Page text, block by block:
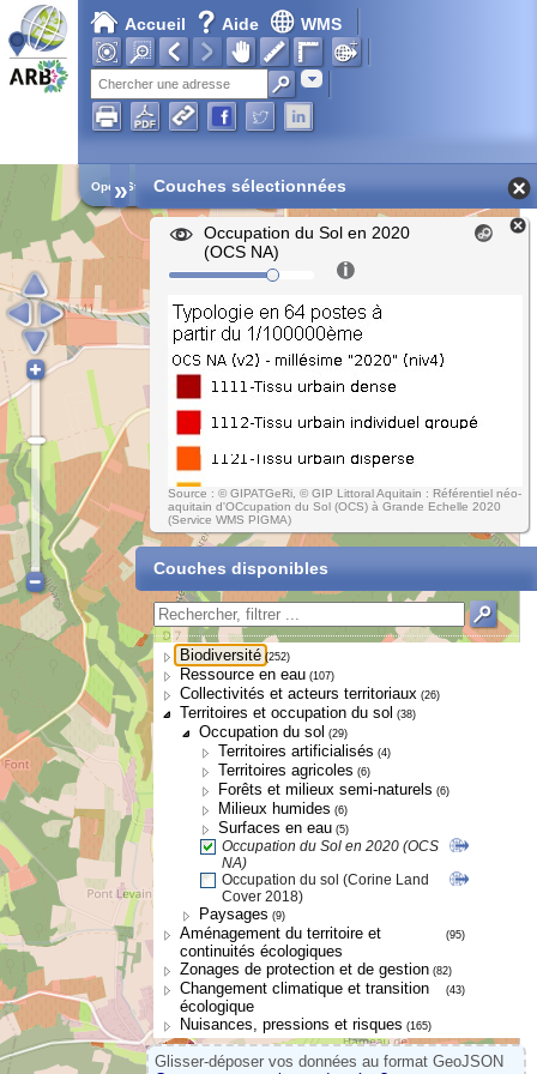
Accueil Aide WMS
Adresse
Open Street Map
» Couches sélectionnées
Occupation du Sol en 2020
(OCS NA)
Source : © GIPATGeRi, © GIP Littoral Aquitain : Référentiel néo-
aquitain d'OCcupation du Sol (OCS) à Grande Echelle 2020
(Service WMS PIGMA)
Couches disponibles
Biodiversité (252)
Ressource en eau (107)
Collectivités et acteurs territoriaux (26)
Territoires et occupation du sol (38)
Occupation du sol (29)
Territoires artificialisés (4)
Territoires agricoles (6)
Forêts et milieux semi-naturels (6)
Milieux humides (6)
Surfaces en eau (5)
Occupation du Sol en 2020 (OCS
NA)
Occupation du sol (Corine Land
Cover 2018)
Paysages (9)
Aménagement du territoire et
continuités écologiques
(95)
Zonages de protection et de gestion (82)
Changement climatique et transition
écologique
(43)
Nuisances, pressions et risques (165)
Glisser-déposer vos données au format GeoJSON